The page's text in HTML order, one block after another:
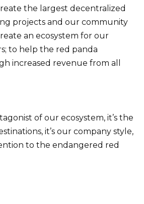
the largest decentralized
projects and our community
an ecosystem for our
to help the red panda
increased revenue from all
of our ecosystem, it’s the
it’s our company style,
to the endangered red